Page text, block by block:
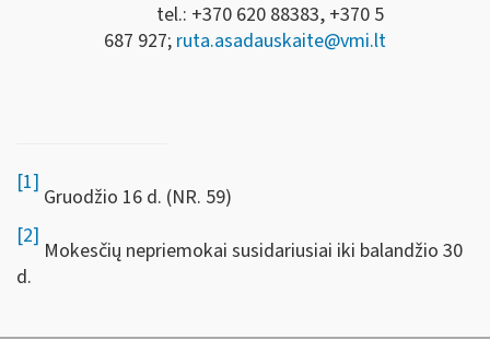
tel.: +370 620 88383, +370 5
687 927; ruta.asadauskaite@vmi.lt
[1]
Gruodžio 16 d. (NR. 59)
[2]
Mokesčių nepriemokai susidariusiai iki balandžio 30
d.